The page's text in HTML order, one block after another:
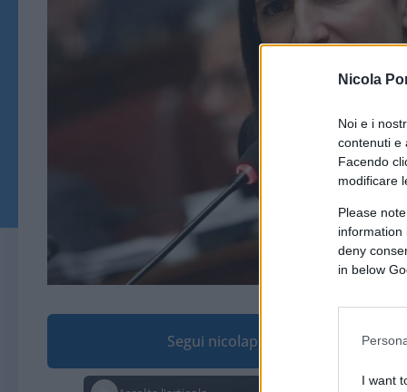
Nicola
Noi e i
contenuti e
Facendo
modificare
Please
information
deny
in below
I want
Segui nicolaporro.it su Google